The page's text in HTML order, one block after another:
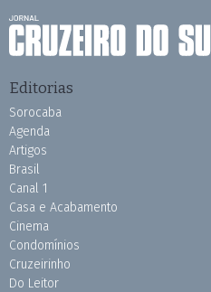
Editorias
Sorocaba
Agenda
Artigos
Brasil
Canal 1
Casa e Acabamento
Cinema
Condomínios
Cruzeirinho
Do Leitor